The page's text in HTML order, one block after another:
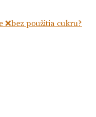
❌bez použitia cukru?